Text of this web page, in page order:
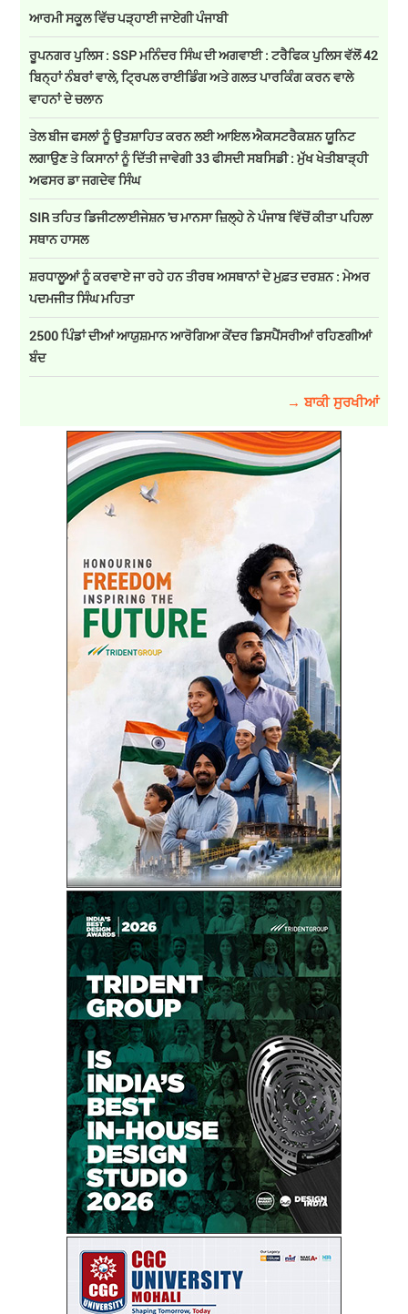
ਆਰਮੀ ਸਕੂਲ ਵਿੱਚ ਪੜ੍ਹਾਈ ਜਾਏਗੀ ਪੰਜਾਬੀ
ਰੂਪਨਗਰ ਪੁਲਿਸ : SSP ਮਨਿੰਦਰ ਸਿੰਘ ਦੀ ਅਗਵਾਈ : ਟਰੈਫਿਕ ਪੁਲਿਸ ਵੱਲੋਂ 42
ਬਿਨ੍ਹਾਂ ਨੰਬਰਾਂ ਵਾਲੇ, ਟ੍ਰਿਪਲ ਰਾਈਡਿੰਗ ਅਤੇ ਗਲਤ ਪਾਰਕਿੰਗ ਕਰਨ ਵਾਲੇ
ਵਾਹਨਾਂ ਦੇ ਚਲਾਨ
ਤੇਲ ਬੀਜ ਫਸਲਾਂ ਨੂੰ ਉਤਸ਼ਾਹਿਤ ਕਰਨ ਲਈ ਆਇਲ ਐਕਸਟਰੈਕਸ਼ਨ ਯੂਨਿਟ
ਲਗਾਉਣ ਤੇ ਕਿਸਾਨਾਂ ਨੂੰ ਦਿੱਤੀ ਜਾਵੇਗੀ 33 ਫੀਸਦੀ ਸਬਸਿਡੀ : ਮੁੱਖ ਖੇਤੀਬਾੜ੍ਹੀ
ਅਫਸਰ ਡਾ ਜਗਦੇਵ ਸਿੰਘ
SIR ਤਹਿਤ ਡਿਜੀਟਲਾਈਜੇਸ਼ਨ 'ਚ ਮਾਨਸਾ ਜ਼ਿਲ੍ਹੇ ਨੇ ਪੰਜਾਬ ਵਿੱਚੋਂ ਕੀਤਾ ਪਹਿਲਾ
ਸਥਾਨ ਹਾਸਲ
ਸ਼ਰਧਾਲੂਆਂ ਨੂੰ ਕਰਵਾਏ ਜਾ ਰਹੇ ਹਨ ਤੀਰਥ ਅਸਥਾਨਾਂ ਦੇ ਮੁਫ਼ਤ ਦਰਸ਼ਨ : ਮੇਅਰ
ਪਦਮਜੀਤ ਸਿੰਘ ਮਹਿਤਾ
2500 ਪਿੰਡਾਂ ਦੀਆਂ ਆਯੁਸ਼ਮਾਨ ਆਰੋਗਿਆ ਕੇਂਦਰ ਡਿਸਪੈਂਸਰੀਆਂ ਰਹਿਣਗੀਆਂ
ਬੰਦ
→ ਬਾਕੀ ਸੁਰਖੀਆਂ